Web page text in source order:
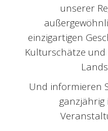
unserer
einzigartigen
Kulturschätze
Und informieren